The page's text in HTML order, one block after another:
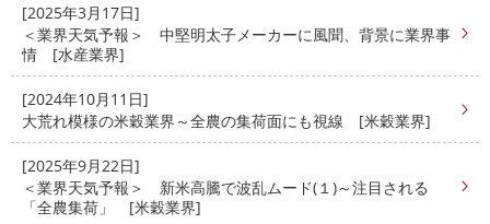
[2025年3月17日]
＜業界天気予報＞ 中堅明太子メーカーに風聞、背景に業界事
情 [水産業界]
[2024年10月11日]
大荒れ模様の米穀業界～全農の集荷面にも視線 [米穀業界]
[2025年9月22日]
＜業界天気予報＞ 新米高騰で波乱ムード(１)～注目される
「全農集荷」 [米穀業界]